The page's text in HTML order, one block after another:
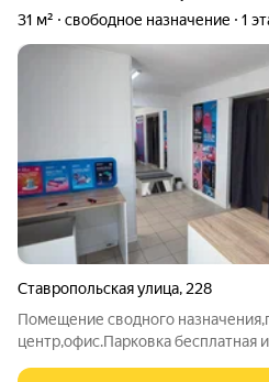
31 м² свободное назначение 1
Ставропольская улица, 228
Помещение сводного
центр,офис.Парковка бесплатная